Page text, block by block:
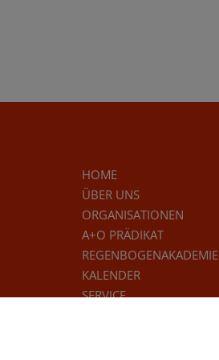
HOME
ÜBER UNS
ORGANISATIONEN
A+O PRÄDIKAT
REGENBOGENAKADEMIE
KALENDER
SERVICE